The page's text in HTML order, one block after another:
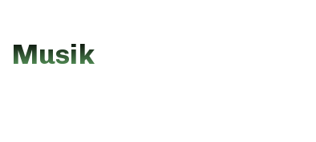
Musik